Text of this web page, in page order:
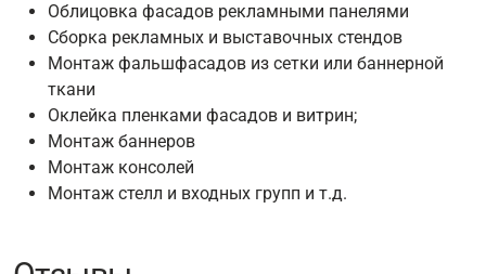
Облицовка фасадов рекламными панелями
Сборка рекламных и выставочных стендов
Монтаж фальшфасадов из сетки или баннерной
ткани
Оклейка пленками фасадов и витрин;
Монтаж баннеров
Монтаж консолей
Монтаж стелл и входных групп и т.д.